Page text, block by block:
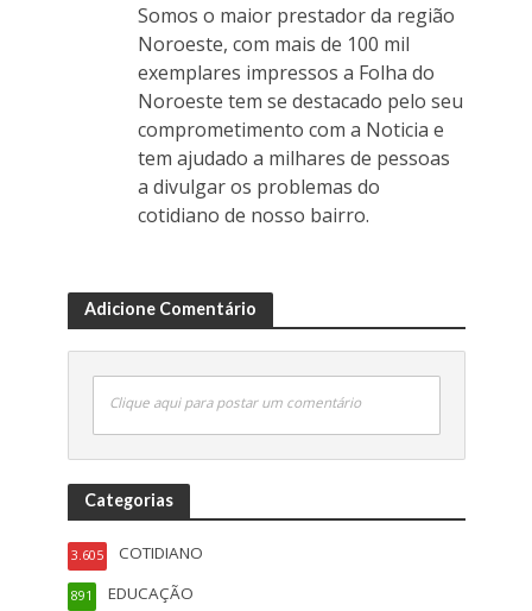
Somos o maior prestador da região
Noroeste, com mais de 100 mil
exemplares impressos a Folha do
Noroeste tem se destacado pelo seu
comprometimento com a Noticia e
tem ajudado a milhares de pessoas
a divulgar os problemas do
cotidiano de nosso bairro.
Adicione Comentário
Clique aqui para postar um comentário
Categorias
COTIDIANO
3.605
EDUCAÇÃO
891